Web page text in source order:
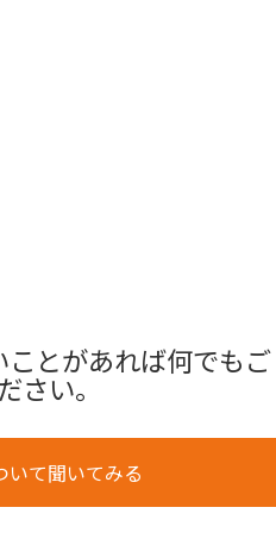
とがあれば何でもご
さい。
いて聞いてみる